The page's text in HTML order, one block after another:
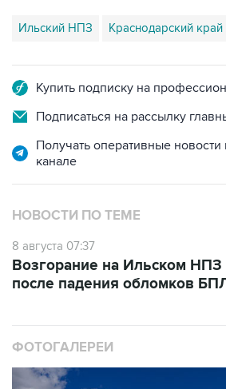
Ильский НПЗ Краснодарский край
Купить подписку на
Подписаться на рассылку
Получать оперативные
канале
НОВОСТИ ПО ТЕМЕ
8 августа 07:37
Возгорание на Ильском
после падения обломков
ФОТОГАЛЕРЕИ